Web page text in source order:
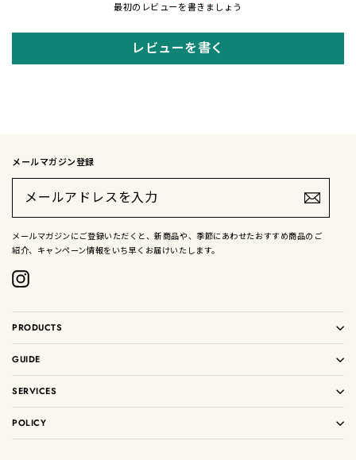
最初のレビューを書きましょう
レビューを書く
メールマガジン登録
ア
レ
ス
入
力
メールマガジンにご登録いただくと、新商品や、季節にあわせたおすすめ商品のご
紹介、キャンペーン情報をいち早くお届けいたします。
PRODUCTS
GUIDE
SERVICES
POLICY